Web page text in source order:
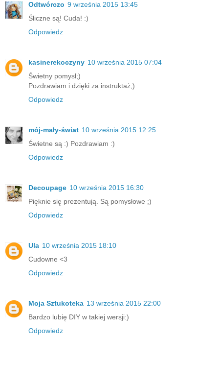
Odtwórczo 9 września 2015 13:45
Śliczne są! Cuda! :)
Odpowiedz
kasinerekoczyny 10 września 2015 07:04
Świetny pomysł;)
Pozdrawiam i dzięki za instruktaż;)
Odpowiedz
mój-mały-świat 10 września 2015 12:25
Świetne są :) Pozdrawiam :)
Odpowiedz
Decoupage 10 września 2015 16:30
Pięknie się prezentują. Są pomysłowe ;)
Odpowiedz
Ula 10 września 2015 18:10
Cudowne <3
Odpowiedz
Moja Sztukoteka 13 września 2015 22:00
Bardzo lubię DIY w takiej wersji:)
Odpowiedz